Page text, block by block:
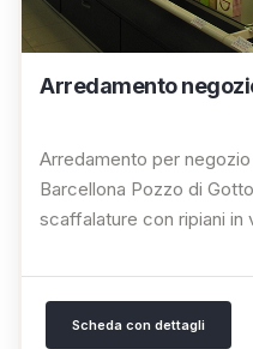
Arredamento
Arredamento per
Barcellona Pozzo di
scaffalature con ripiani in
Scheda con dettagli